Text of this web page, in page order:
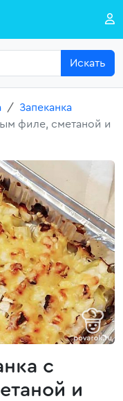
Искать
Запеканка
филе, сметаной и
с
и